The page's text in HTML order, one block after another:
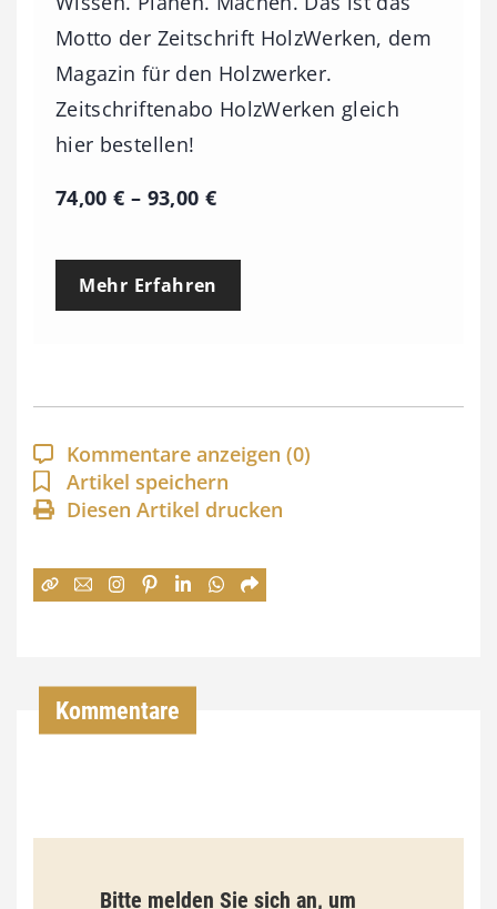
Motto der Zeitschrift HolzWerken, dem
Magazin für den Holzwerker.
Zeitschriftenabo HolzWerken gleich
hier bestellen!
74,00€ – 93,00 €P
e
p
a
n
n
:
€
Mehr Erfahren
Kommentare anzeigen (0)
Artikel speichern
Diesen Artikel drucken
Kommentare
Bitte melden Sie sich an, um